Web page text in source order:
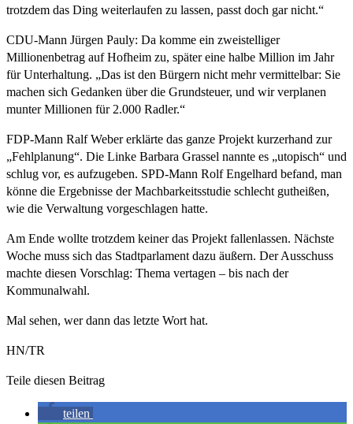
trotzdem das Ding weiterlaufen zu lassen, passt doch gar nicht.“
CDU-Mann Jürgen Pauly: Da komme ein zweistelliger
Millionenbetrag auf Hofheim zu, später eine halbe Million im Jahr
für Unterhaltung. „Das ist den Bürgern nicht mehr vermittelbar: Sie
machen sich Gedanken über die Grundsteuer, und wir verplanen
munter Millionen für 2.000 Radler.“
FDP-Mann Ralf Weber erklärte das ganze Projekt kurzerhand zur
„Fehlplanung“. Die Linke Barbara Grassel nannte es „utopisch“ und
schlug vor, es aufzugeben. SPD-Mann Rolf Engelhard befand, man
könne die Ergebnisse der Machbarkeitsstudie schlecht gutheißen,
wie die Verwaltung vorgeschlagen hatte.
Am Ende wollte trotzdem keiner das Projekt fallenlassen. Nächste
Woche muss sich das Stadtparlament dazu äußern. Der Ausschuss
machte diesen Vorschlag: Thema vertagen – bis nach der
Kommunalwahl.
Mal sehen, wer dann das letzte Wort hat.
HN/TR
Teile diesen Beitrag
teilen